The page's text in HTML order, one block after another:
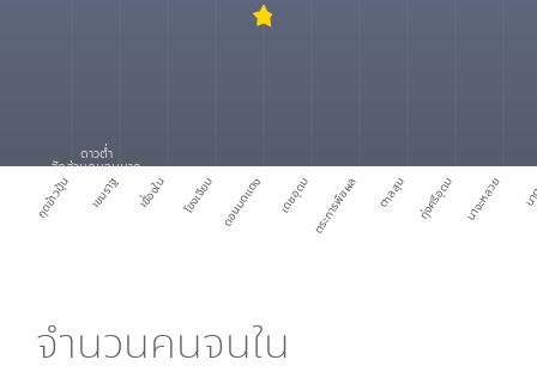
กุดข้าวปุ้น เขมราฐ เขื่องใน โขงเจียม ดอนมดแดง เดชอุดม ตระการพืชผล ตาลสุม ทุ่งศรีอุดม นาจะหลวย น
ดาวต่ำ
สัดส่วนคนจนมาก
จำนวนคนจนใน